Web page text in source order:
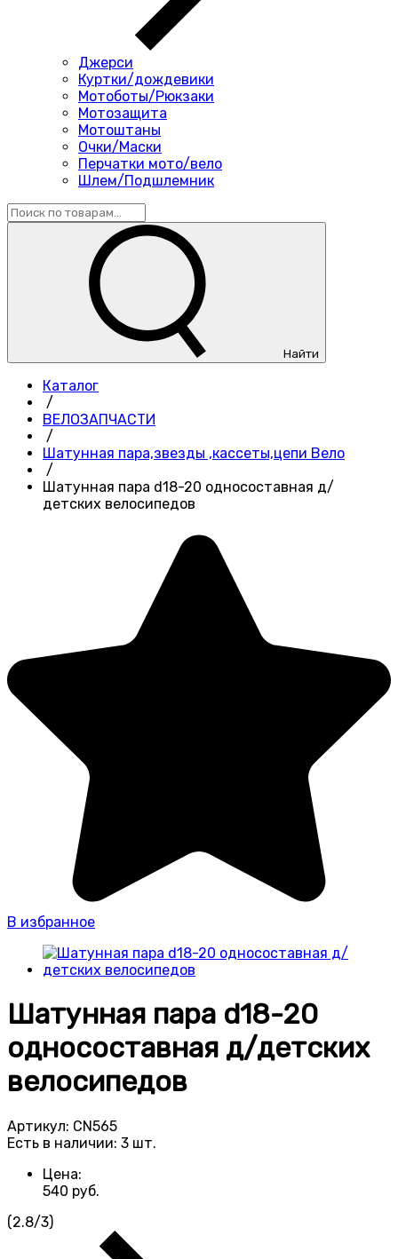
Джерси
Куртки/дождевики
Мотоботы/Рюкзаки
Мотозащита
Мотоштаны
Очки/Маски
Перчатки мото/вело
Шлем/Подшлемник
Найти
Каталог
/
ВЕЛОЗАПЧАСТИ
/
Шатунная пара,звезды ,кассеты,цепи Вело
/
Шатунная пара d18-20 односоставная д/
детских велосипедов
В избранное
Шатунная пара d18-20
односоставная д/детских
велосипедов
Артикул: CN565
Есть в наличии: 3 шт.
Цена:
540 руб.
(2.8/3)